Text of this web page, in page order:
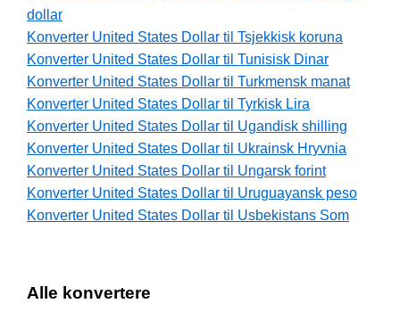
dollar
Konverter United States Dollar til Tsjekkisk koruna
Konverter United States Dollar til Tunisisk Dinar
Konverter United States Dollar til Turkmensk manat
Konverter United States Dollar til Tyrkisk Lira
Konverter United States Dollar til Ugandisk shilling
Konverter United States Dollar til Ukrainsk Hryvnia
Konverter United States Dollar til Ungarsk forint
Konverter United States Dollar til Uruguayansk peso
Konverter United States Dollar til Usbekistans Som
Alle konvertere